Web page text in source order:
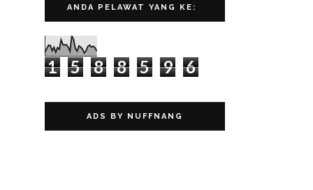
ANDA PELAWAT YANG KE:
1 5 8 8 5 9 6
ADS BY NUFFNANG